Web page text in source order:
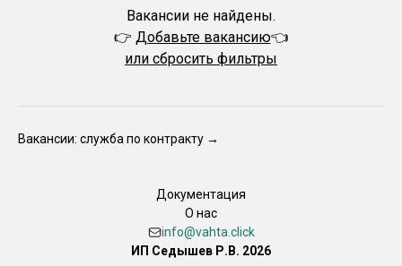
Вакансии не найдены.
👉 Добавьте вакансию👈
или сбросить фильтры
Вакансии: служба по контракту →
Документация
О нас
info@vahta.click
ИП Седышев Р.В. 2026